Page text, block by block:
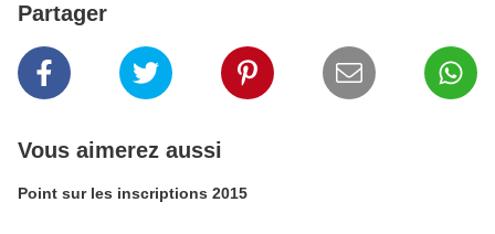
Partager
Vous aimerez aussi
Point sur les inscriptions 2015